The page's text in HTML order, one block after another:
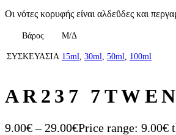
Οι νότες κορυφής είναι αλδεΰδες και
Βάρος Μ/Δ
ΣΥΣΚΕΥΑΣΙΑ 15ml, 30ml, 50ml, 100ml
AR237
9.00€ – 29.00€Price range: 9.00€